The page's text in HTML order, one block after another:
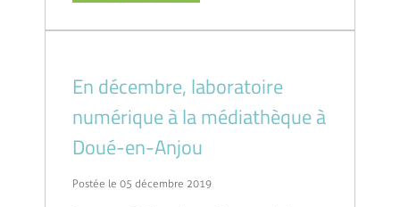
En décembre, laboratoire
numérique à la médiathèque à
Doué-en-Anjou
Postée le 05 décembre 2019